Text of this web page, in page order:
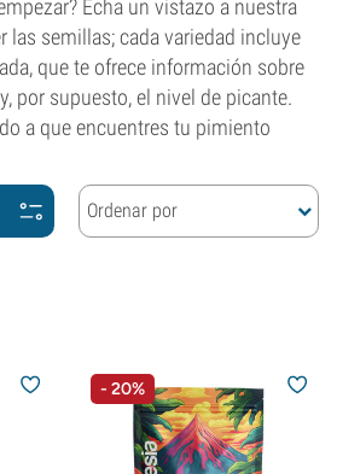
Echa un vistazo a nuestra
las semillas; cada variedad incluye
que te ofrece información sobre
por supuesto, el nivel de picante.
a que encuentres tu pimiento
Ordenar por
- 20%